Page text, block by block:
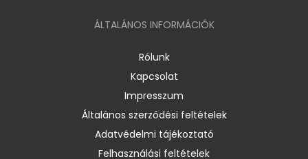
ÁLTALÁNOS INFORMÁCIÓK
Rólunk
Kapcsolat
Impresszum
Általános szerződési feltételek
Adatvédelmi tájékoztató
Felhasználási feltételek